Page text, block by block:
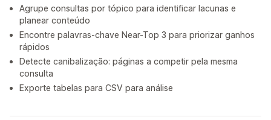
Agrupe consultas por tópico para identificar lacunas e
planear conteúdo
Encontre palavras-chave Near-Top 3 para priorizar ganhos
rápidos
Detecte canibalização: páginas a competir pela mesma
consulta
Exporte tabelas para CSV para análise